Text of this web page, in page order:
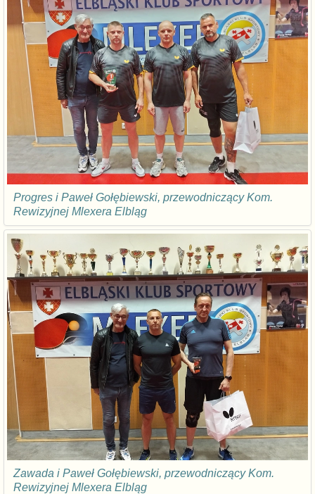
Progres i Paweł Gołębiewski, przewodniczący Kom.
Rewizyjnej Mlexera Elbląg
Zawada i Paweł Gołębiewski, przewodniczący Kom.
Rewizyjnej Mlexera Elbląg